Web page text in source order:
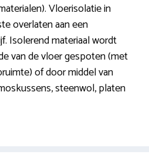
Vloerisolatie in
overlaten aan een
Isolerend materiaal wordt
van de vloer gespoten (met
of door middel van
steenwol, platen